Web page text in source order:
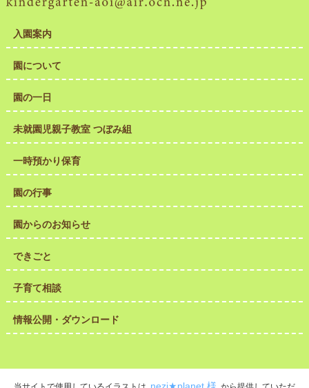
入園案内
園について
園の一日
未就園児親子教室 つぼみ組
一時預かり保育
園の行事
園からのお知らせ
できごと
子育て相談
情報公開・ダウンロード
nezi★planet 様